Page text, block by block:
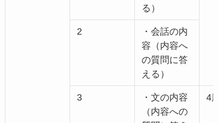
る）
2
・会話の内
容（内容へ
の質問に答
える）
3
・文の内容
（内容への
4